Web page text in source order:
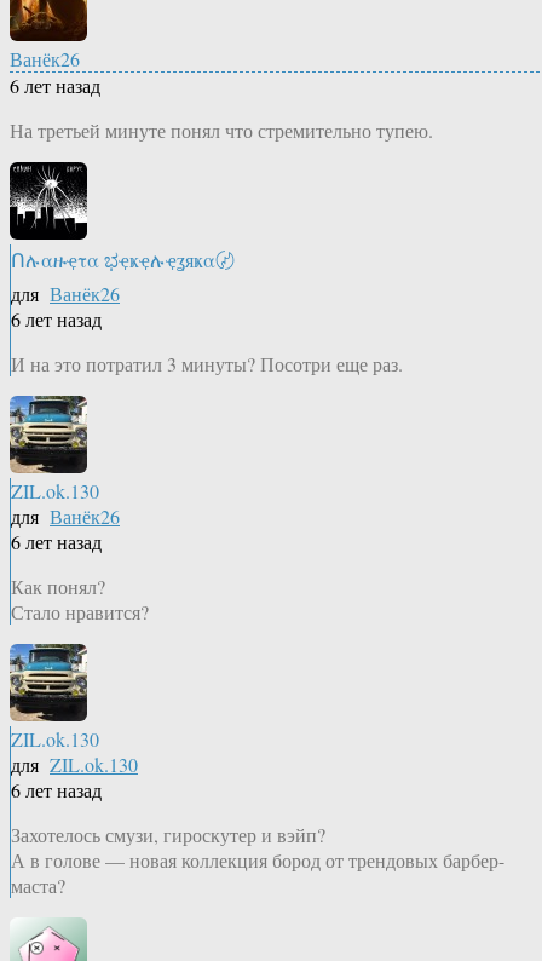
Ванёк26
6 лет назад
На третьей минуте понял что стремительно тупею.
Ոሉαዙҿτα ಭҿҝҿሉҿʓяҝα〄
для Ванёк26
6 лет назад
И на это потратил 3 минуты? Посотри еще раз.
ZIL.ok.130
для Ванёк26
6 лет назад
Как понял?
Стало нравится?
ZIL.ok.130
для ZIL.ok.130
6 лет назад
Захотелось смузи, гироскутер и вэйп?
А в голове — новая коллекция бород от трендовых барбер-
маста?